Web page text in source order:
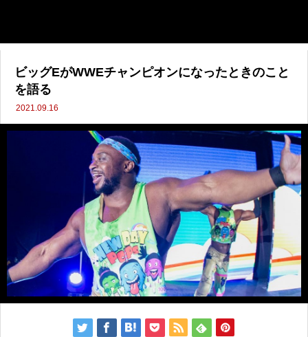
ビッグEがWWEチャンピオンになったときのこと
を語る
2021.09.16